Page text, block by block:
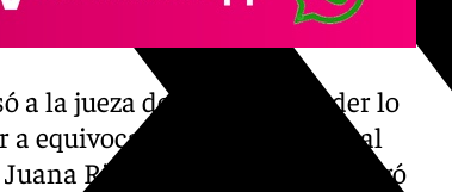
a la jueza de «no comprender lo
a equivocarse» como ocurrió al
Rivas en 2016 cuando llegó